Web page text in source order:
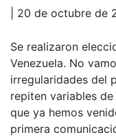
| 20 de octubre de
Se realizaron
Venezuela. No
irregularidades del
repiten variables
que ya hemos
primera